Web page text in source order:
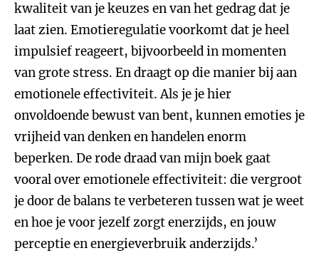
kwaliteit van je keuzes en van het gedrag dat je
laat zien. Emotieregulatie voorkomt dat je heel
impulsief reageert, bijvoorbeeld in momenten
van grote stress. En draagt op die manier bij aan
emotionele effectiviteit. Als je je hier
onvoldoende bewust van bent, kunnen emoties je
vrijheid van denken en handelen enorm
beperken. De rode draad van mijn boek gaat
vooral over emotionele effectiviteit: die vergroot
je door de balans te verbeteren tussen wat je weet
en hoe je voor jezelf zorgt enerzijds, en jouw
perceptie en energieverbruik anderzijds.’